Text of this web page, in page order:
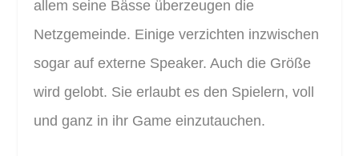
allem seine Bässe überzeugen die
Netzgemeinde. Einige verzichten inzwischen
sogar auf externe Speaker. Auch die Größe
wird gelobt. Sie erlaubt es den Spielern, voll
und ganz in ihr Game einzutauchen.